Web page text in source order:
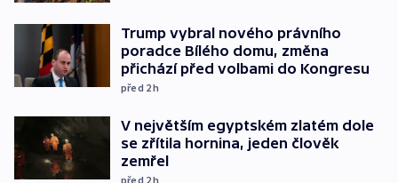
Trump vybral nového právního
poradce Bílého domu, změna
přichází před volbami do Kongresu
před 2h
V největším egyptském zlatém dole
se zřítila hornina, jeden člověk
zemřel
před 2h